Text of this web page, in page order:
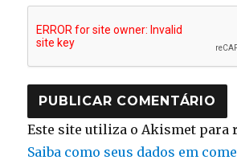
Este site utiliza o Akismet para
Saiba como seus dados em